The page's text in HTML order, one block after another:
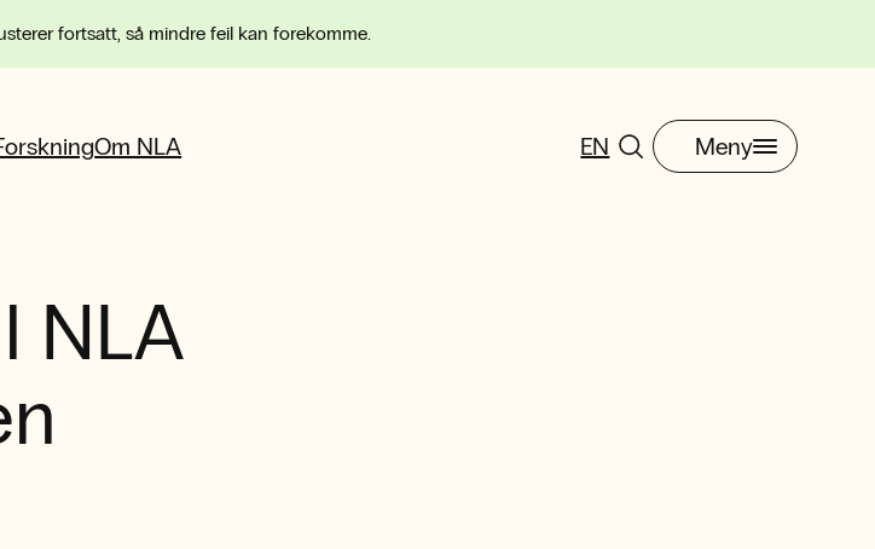
fortsatt, så mindre feil kan forekomme.
Om NLA EN Meny
NLA